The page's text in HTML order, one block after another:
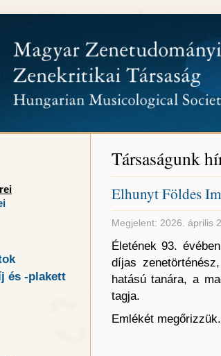
és -plakett
Társaságunk
Elhunyt Földes
Megjelent: 2026. április
Életének 93.
díjas
hatású tanára, a
tagja.
Emlékét megőrizzük.